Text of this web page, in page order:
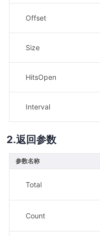
Offset
Size
HitsOpen
Interval
返回参数
参数名称
Total
Count